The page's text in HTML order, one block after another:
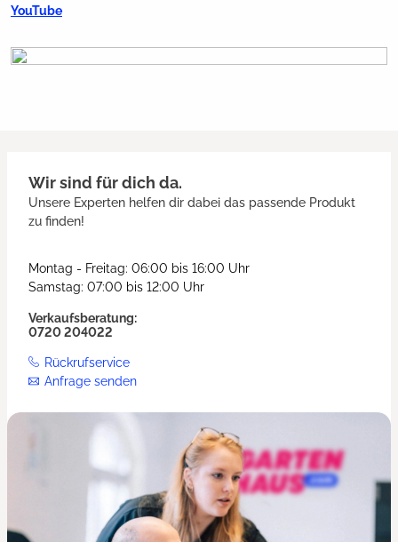
YouTube
Wir sind für dich da.
Unsere Experten helfen dir dabei das passende Produkt
zu finden!
Montag - Freitag: 06:00 bis 16:00 Uhr
Samstag: 07:00 bis 12:00 Uhr
Verkaufsberatung:
0720 204022
Rückrufservice
Anfrage senden